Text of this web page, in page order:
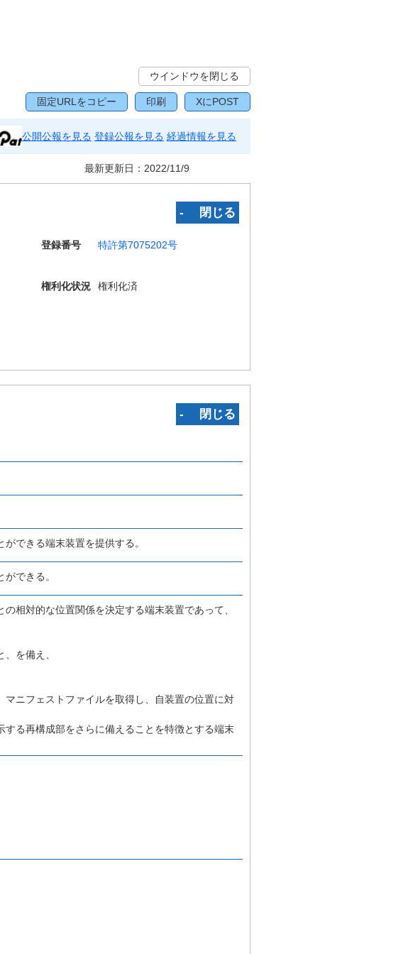
ウインドウを閉じる
固定URLをコピー 印刷 XにPOST
公開公報を見る 登録公報を見る 経過情報を見る
最新更新日： 2022/11/9
‐ 閉じる
登録番号
特許第7075202号
権利化状況
権利化済
‐ 閉じる
できる端末装置を提供する。
できる。
相対的な位置関係を決定する端末装置であって、
を備え、
ニフェストファイルを取得し、自装置の位置に対
る再構成部をさらに備えることを特徴とする端末